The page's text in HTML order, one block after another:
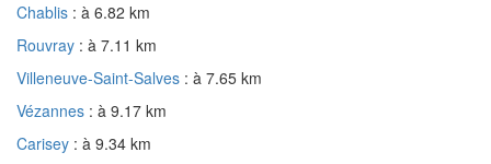
Chablis : à 6.82 km
Rouvray : à 7.11 km
Villeneuve-Saint-Salves : à 7.65 km
Vézannes : à 9.17 km
Carisey : à 9.34 km